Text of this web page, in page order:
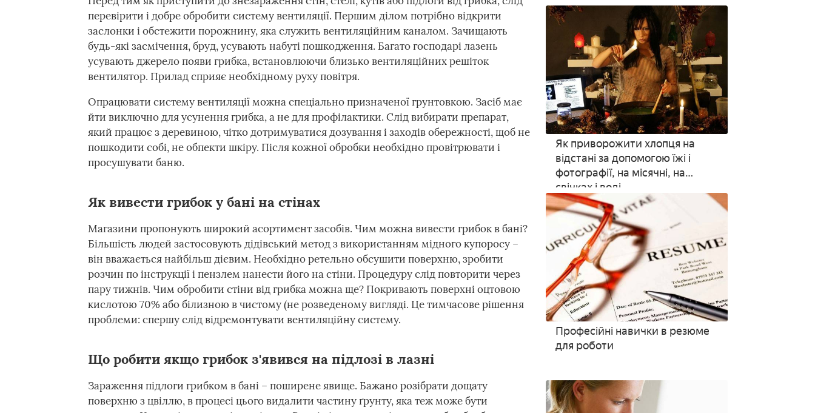
перевірити і добре обробити систему вентиляції. Першим ділом потрібно відкрити
заслонки і обстежити порожнину, яка служить вентиляційним каналом. Зачищають
будь-які засмічення, бруд, усувають набуті пошкодження. Багато господарі лазень
усувають джерело появи грибка, встановлюючи близько вентиляційних решіток
вентилятор. Прилад сприяє необхідному руху повітря.
Опрацювати систему вентиляції можна спеціально призначеної грунтовкою. Засіб має
йти виключно для усунення грибка, а не для профілактики. Слід вибирати препарат,
який працює з деревиною, чітко дотримуватися дозування і заходів обережності, щоб не
пошкодити собі, не обпекти шкіру. Після кожної обробки необхідно провітрювати і
просушувати баню.
Як вивести грибок у бані на стінах
Магазини пропонують широкий асортимент засобів. Чим можна вивести грибок в бані?
Більшість людей застосовують дідівський метод з використанням мідного купоросу –
він вважається найбільш дієвим. Необхідно ретельно обсушити поверхню, зробити
розчин по інструкції і пензлем нанести його на стіни. Процедуру слід повторити через
пару тижнів. Чим обробити стіни від грибка можна ще? Покривають поверхні оцтовою
кислотою 70% або білизною в чистому (не розведеному вигляді. Це тимчасове рішення
проблеми: спершу слід відремонтувати вентиляційну систему.
Що робити якщо грибок з'явився на підлозі в лазні
Зараження підлоги грибком в бані – поширене явище. Бажано розібрати дощату
поверхню з цвіллю, в процесі цього видалити частину ґрунту, яка теж може бути
Як приворожити хлопця на
відстані за допомогою їжі і
фотографії, на місячні, на
свічках і воді
Професійні навички в резюме
для роботи